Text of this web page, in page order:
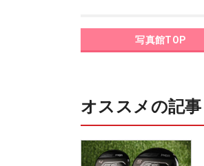
写真館TOP
オススメの記事